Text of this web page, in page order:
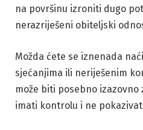
na površinu izroniti dugo
nerazriješeni obiteljski
Možda ćete se iznenada
sjećanjima ili neriješenim
može biti posebno izazovno
imati kontrolu i ne